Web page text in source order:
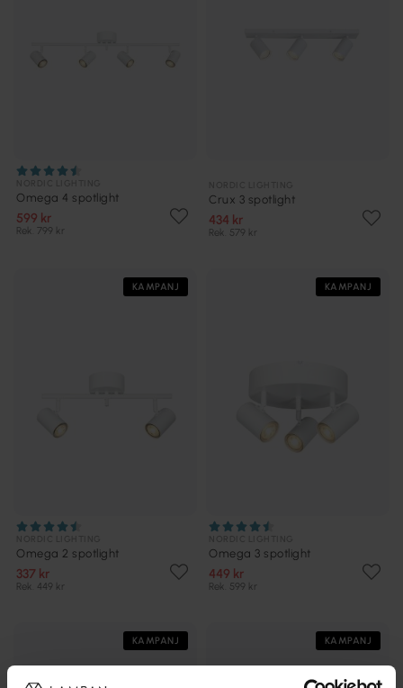
Omega 4 spotlight
599 kr
Rek. 799 kr
Crux 3 spotlight
434 kr
Rek. 579 kr
KAMPANJ
Omega 2 spotlight
337 kr
Rek. 449 kr
KAMPANJ
Omega 3 spotlight
449 kr
Rek. 599 kr
KAMPANJ KAMPANJ